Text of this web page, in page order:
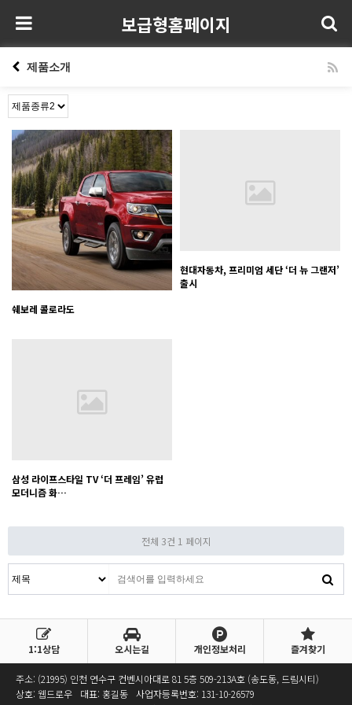
보급형홈페이지
제품소개
쉐보레 콜로라도
현대자동차, 프리미엄 세단 ‘더 뉴 그랜저’
출시
삼성 라이프스타일 TV ‘더 프레임’ 유럽
모더니즘 화…
전체 3건 1 페이지
1:1상담 오시는길 개인정보처리 즐겨찾기
주소: (21995) 인천 연수구 컨벤시아대로 81 5층 509-213A호 (송도동, 드림시티)
상호: 웹드로우
대표: 홍길동 사업자등록번호: 131-10-26579